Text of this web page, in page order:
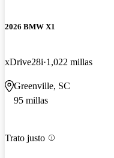
2026 BMW X1
xDrive28i 1,022 millas
Greenville, SC
95 millas
Trato justo